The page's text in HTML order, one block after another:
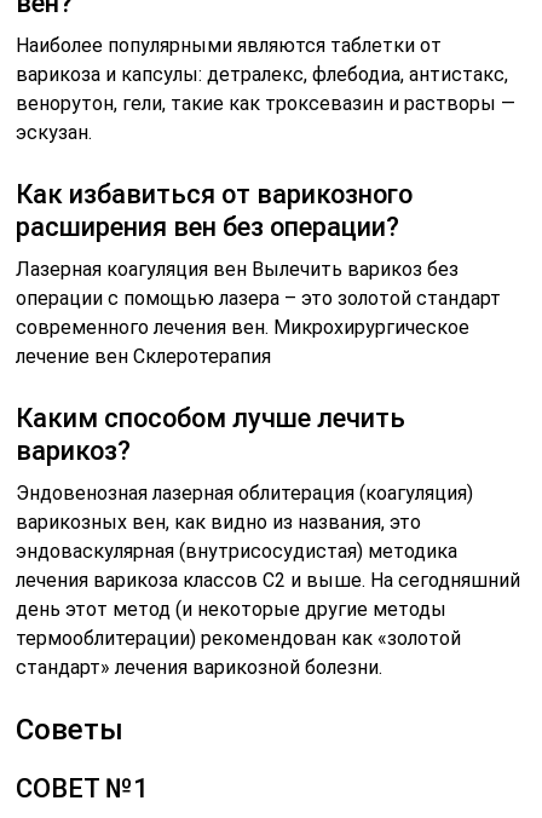
Наиболее популярными являются таблетки от
варикоза и капсулы: детралекс, флебодиа, антистакс,
венорутон, гели, такие как троксевазин и растворы —
эскузан.
Как избавиться от варикозного
расширения вен без операции?
Лазерная коагуляция вен Вылечить варикоз без
операции с помощью лазера – это золотой стандарт
современного лечения вен. Микрохирургическое
лечение вен Склеротерапия
Каким способом лучше лечить
варикоз?
Эндовенозная лазерная облитерация (коагуляция)
варикозных вен, как видно из названия, это
эндоваскулярная (внутрисосудистая) методика
лечения варикоза классов С2 и выше. На сегодняшний
день этот метод (и некоторые другие методы
термооблитерации) рекомендован как «золотой
стандарт» лечения варикозной болезни.
Советы
СОВЕТ №1